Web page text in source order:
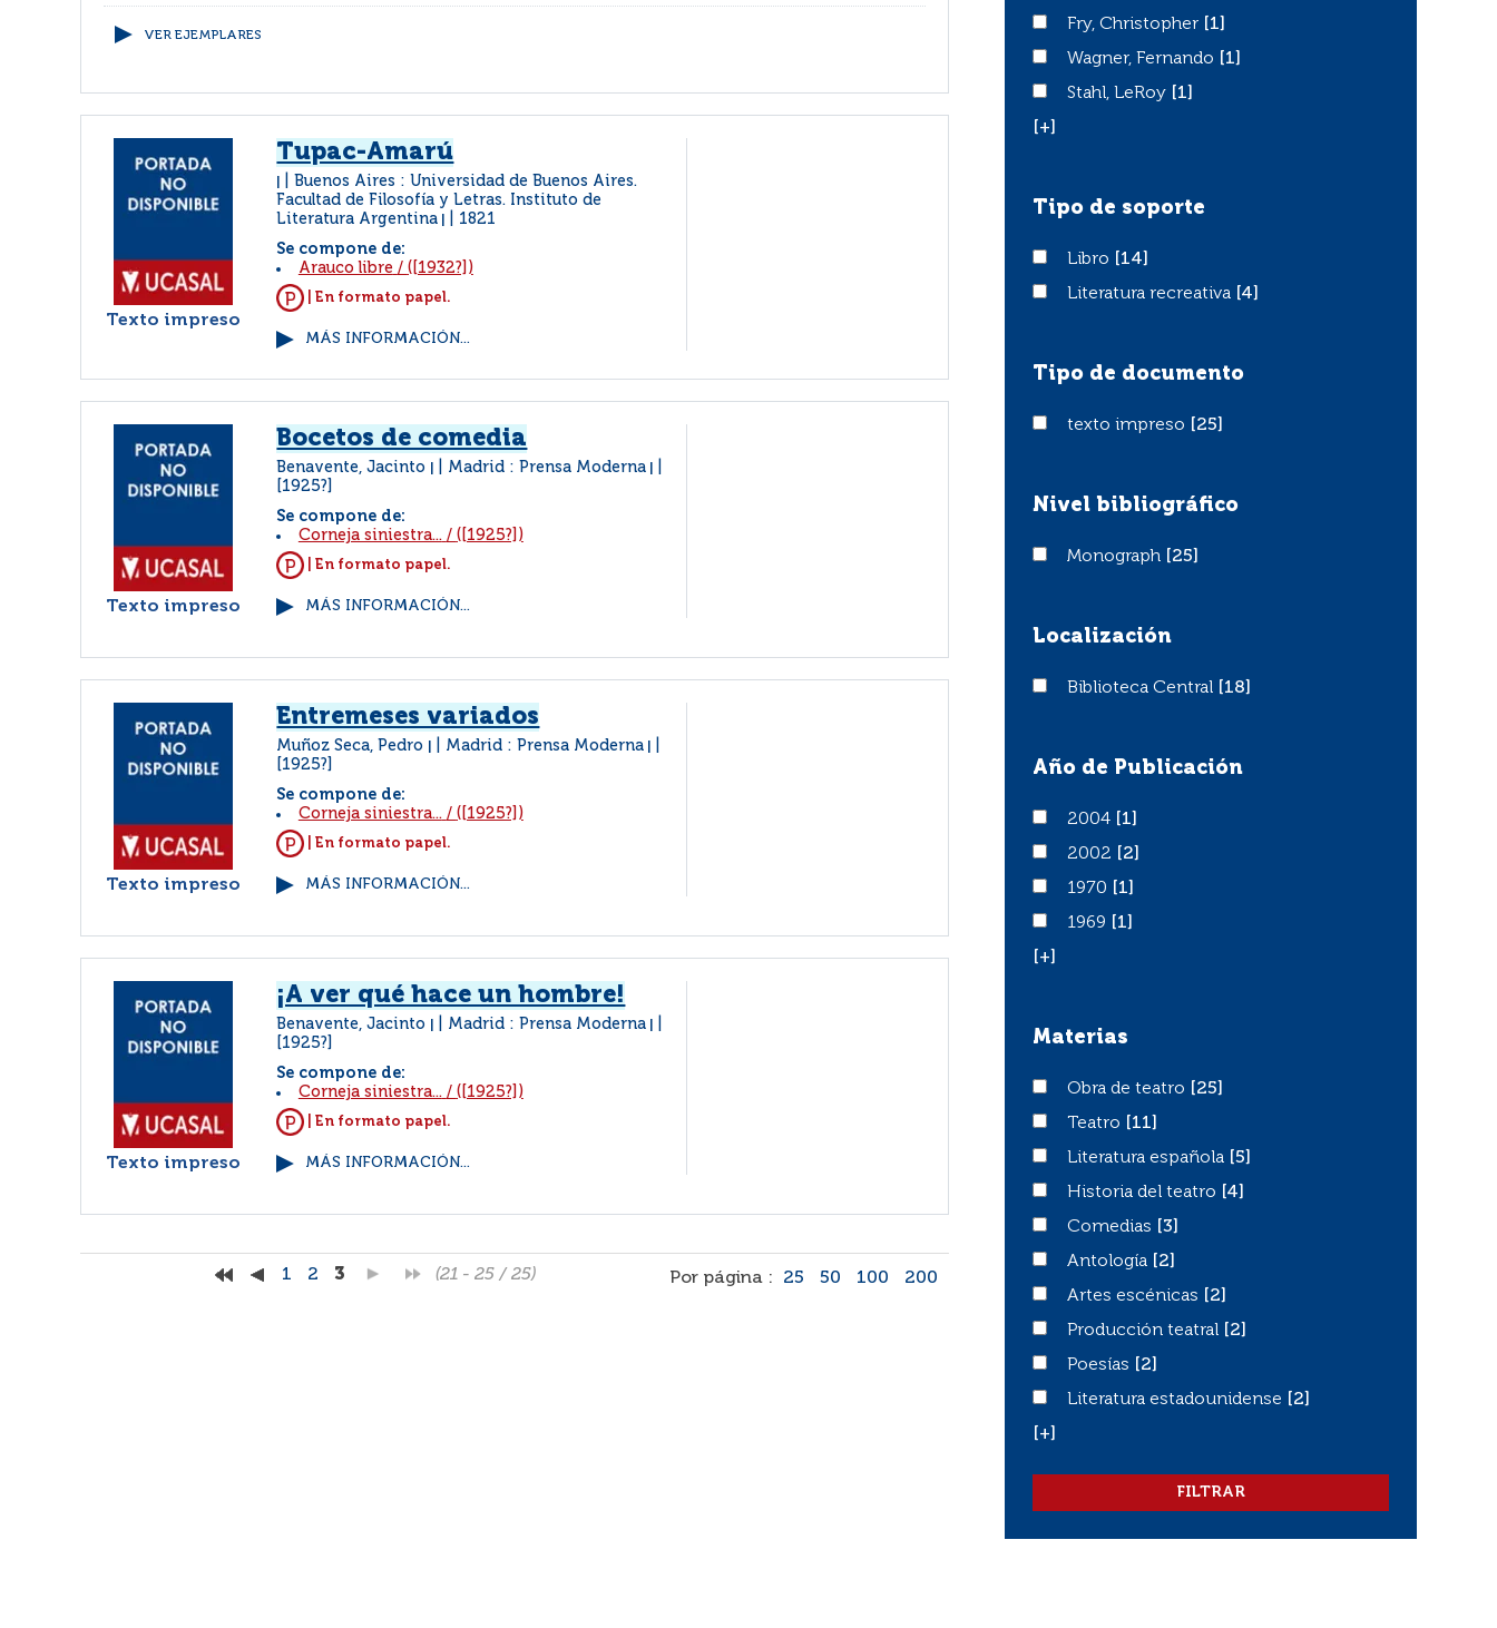
VER EJEMPLARES
Texto impreso
Tupac-Amarú
Buenos Aires : Universidad de Buenos Aires.
Facultad de Filosofía y Letras. Instituto de
Literatura Argentina
1821
Se compone de:
Arauco libre / ([1932?])
| En formato papel.
MÁS INFORMACIÓN...
Texto impreso
Bocetos de comedia
Benavente, Jacinto Madrid : Prensa Moderna
[1925?]
Se compone de:
Corneja siniestra... / ([1925?])
| En formato papel.
MÁS INFORMACIÓN...
Texto impreso
Entremeses variados
Muñoz Seca, Pedro Madrid : Prensa Moderna
[1925?]
Se compone de:
Corneja siniestra... / ([1925?])
| En formato papel.
MÁS INFORMACIÓN...
Texto impreso
¡A ver qué hace un hombre!
Benavente, Jacinto Madrid : Prensa Moderna
[1925?]
Se compone de:
Corneja siniestra... / ([1925?])
| En formato papel.
MÁS INFORMACIÓN...
1 2 3 (21 - 25 / 25) Por página : 25 50 100 200
Fry, Christopher
Fry, Christopher
[1]
Wagner, Fernando
Wagner, Fernando
[1]
Stahl, LeRoy
Stahl, LeRoy
[1]
[+]
Tipo de soporte
LibroLibro
[14]
Literatura recreativa
Literatura recreativa [4]
Tipo de documento
texto impreso
texto impreso [25]
Nivel bibliográfico
Monograph
Monograph [25]
Localización
Biblioteca Central
Biblioteca Central [18]
Año de Publicación
20042004
[1]
20022002
[2]
19701970
[1]
19691969
[1]
[+]
Materias
Obra de teatro
Obra de teatro
[25]
TeatroTeatro
[11]
Literatura española
Literatura española
[5]
Historia del teatro
Historia del teatro
[4]
Comedias
Comedias
[3]
Antología
Antología
[2]
Artes escénicas
Artes escénicas
[2]
Producción teatral
Producción teatral
[2]
PoesíasPoesías
[2]
Literatura estadounidense
Literatura estadounidense
[2]
[+]